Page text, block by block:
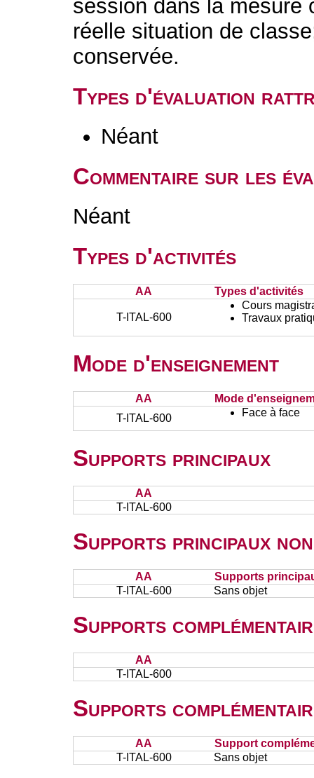
session dans la mesure
réelle situation de
conservée.
Types d'évaluation
Néant
Commentaire sur les
Néant
Types d'activités
AA Types d'activités
T-ITAL-600
Cours
Travaux
Mode d'enseignement
AA
Mode
T-ITAL-600
Face à face
Supports principaux
AA
T-ITAL-600
Supports principaux
AA
Supports
T-ITAL-600
Sans objet
Supports
AA
T-ITAL-600
Supports
AA
Support
T-ITAL-600
Sans objet